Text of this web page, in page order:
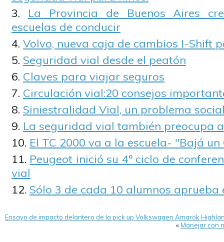
La Provincia de Buenos Aires
escuelas de conducir
Volvo, nueva caja de cambios I-Shift
Seguridad vial desde el peatón
Claves para viajar seguros
Circulación vial:20 consejos
Siniestralidad Vial, un problema
La seguridad vial también preocupa
El TC 2000 va a la escuela- "Bajá
Peugeot inició su 4º ciclo de
vial
Sólo 3 de cada 10 alumnos aprueba
Ensayo de impacto delantero de la pick up Volkswagen Amarok
«Manejar con